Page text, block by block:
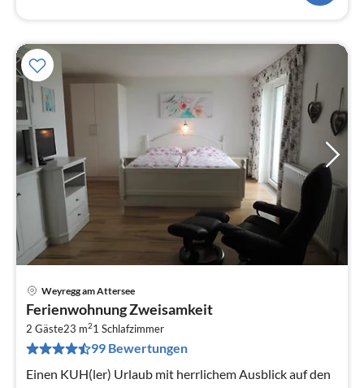
Weyregg am Attersee
Ferienwohnung Zweisamkeit
2 Gäste23 m21 Schlafzimmer
99 Bewertungen
Einen KUH(ler) Urlaub mit herrlichem Ausblick auf den